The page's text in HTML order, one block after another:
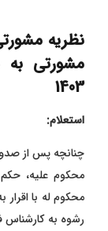
نظریه
1403
استعلام:
چنانچه پس از
محکوم ‌علیه،
محکوم ‌له با
رشوه به کارشناس